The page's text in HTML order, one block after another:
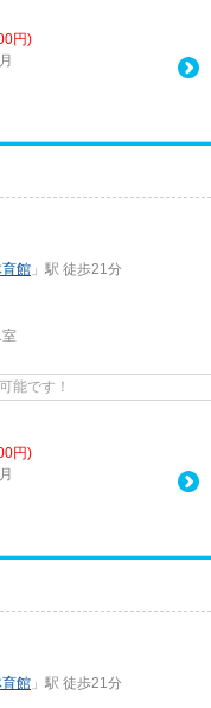
円)
館 」駅 徒歩21分
室
能です！
円)
館 」駅 徒歩21分